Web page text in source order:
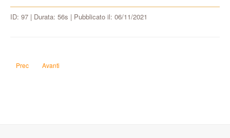
ID: 97 | Durata: 56s | Pubblicato il: 06/11/2021
Articolo precedente: Si può distinguere il vetro temperato da quello normale?
Prec Articolo successivo: Ci sarebbe vantaggio a usare un sistema
Avanti